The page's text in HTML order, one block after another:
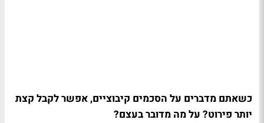
כשאתם מדברים על הסכמים קיבוציים, אפשר לקבל קצת
יותר פירוט? על מה מדובר בעצם?